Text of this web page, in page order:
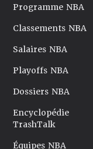
Programme NBA
Classements NBA
Salaires NBA
Playoffs NBA
Dossiers NBA
Encyclopédie
TrashTalk
Équipes NBA